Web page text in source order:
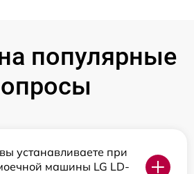
популярные
устанавливаете при
машины LG LD-